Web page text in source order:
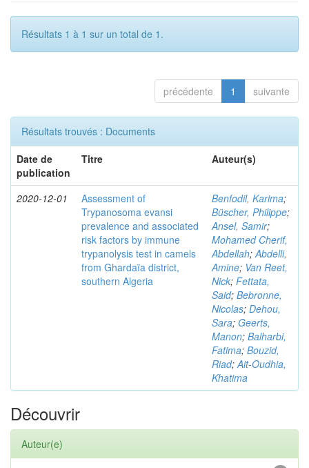
Résultats 1 à 1 sur un total de 1.
précédente 1 suivante
Résultats trouvés : Documents
Date de
publication
Titre Auteur(s)
2020-12-01
Assessment of
Trypanosoma evansi
prevalence and associated
risk factors by immune
trypanolysis test in camels
from Ghardaïa district,
southern Algeria
Benfodil, Karima;
Büscher, Philippe;
Ansel, Samir;
Mohamed Cherif,
Abdellah;Abdelli,
Amine; Van Reet,
Nick; Fettata,
Said; Bebronne,
Nicolas; Dehou,
Sara; Geerts,
Manon; Balharbi,
Fatima; Bouzid,
Riad;Ait-Oudhia,
Khatima
Découvrir
Auteur(e)